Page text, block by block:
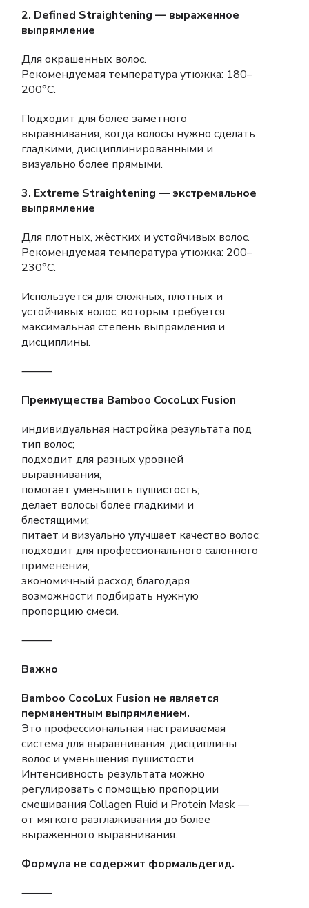
2. Defined Straightening — выраженное
выпрямление
Для окрашенных волос.
Рекомендуемая температура утюжка: 180–
200°C.
Подходит для более заметного
выравнивания, когда волосы нужно сделать
гладкими, дисциплинированными и
визуально более прямыми.
3. Extreme Straightening — экстремальное
выпрямление
Для плотных, жёстких и устойчивых волос.
Рекомендуемая температура утюжка: 200–
230°C.
Используется для сложных, плотных и
устойчивых волос, которым требуется
максимальная степень выпрямления и
дисциплины.
⸻
Преимущества Bamboo CocoLux Fusion
индивидуальная настройка результата под
тип волос;
подходит для разных уровней
выравнивания;
помогает уменьшить пушистость;
делает волосы более гладкими и
блестящими;
питает и визуально улучшает качество волос;
подходит для профессионального салонного
применения;
экономичный расход благодаря
возможности подбирать нужную
пропорцию смеси.
⸻
Важно
Bamboo CocoLux Fusion не является
перманентным выпрямлением.
Это профессиональная настраиваемая
система для выравнивания, дисциплины
волос и уменьшения пушистости.
Интенсивность результата можно
регулировать с помощью пропорции
смешивания Collagen Fluid и Protein Mask —
от мягкого разглаживания до более
выраженного выравнивания.
Формула не содержит формальдегид.
⸻